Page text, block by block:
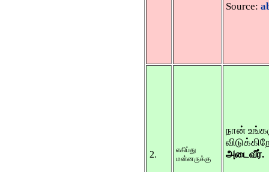
Source:
2.
எகிப்து
மன்னருக்கு
நான்
அடைவீர்.